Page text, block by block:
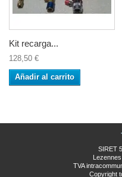
Kit recarga...
128,50 €
Añadir al carrito
SIRET
TVA
Copyright